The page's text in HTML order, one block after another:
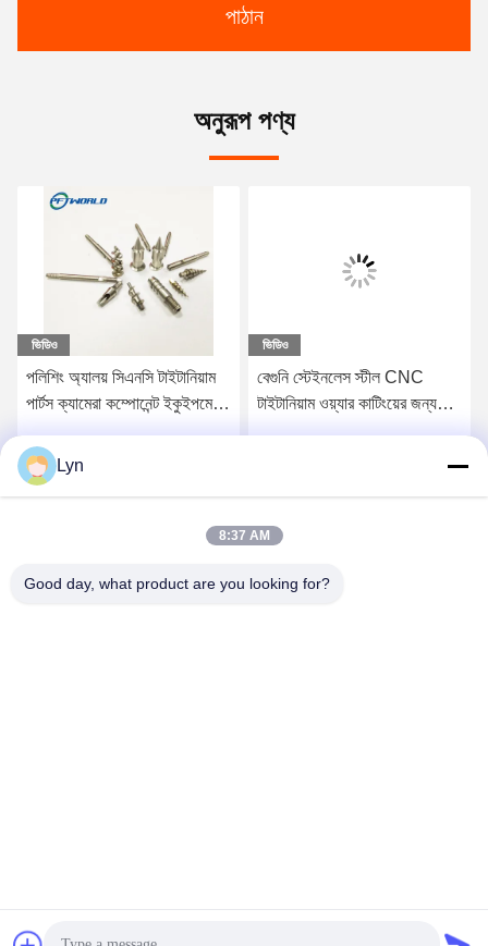
পাঠান
অনুরূপ পণ্য
ভিডিও
পলিশিং অ্যালয় সিএনসি টাইটানিয়াম
পার্টস ক্যামেরা কম্পোনেন্ট ইকুইপমেন্টের
ভিডিও
বেগুনি স্টেইনলেস স্টীল CNC
টাইটানিয়াম ওয়্যার কাটিংয়ের জন্য
Lyn
8:37 AM
Good day, what product are you looking for?